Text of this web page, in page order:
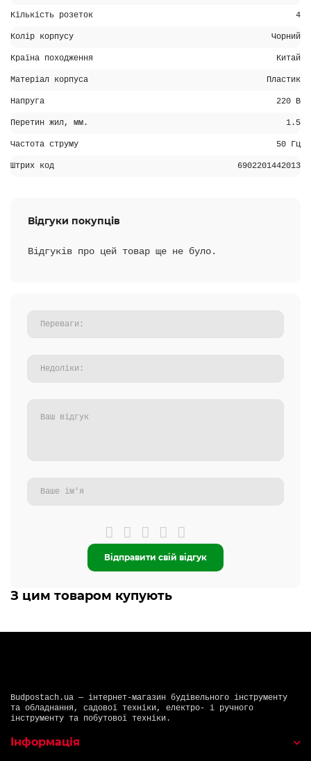
Кількість розеток 4
Колір корпусу Чорний
Країна походження Китай
Матеріал корпуса Пластик
Напруга 220 В
Перетин жил, мм. 1.5
Частота струму 50 Гц
Штрих код 6902201442013
Відгуки покупців
Відгуків про цей товар ще не було.
Відправити свій відгук
З цим товаром купують
Budpostach.ua — інтернет-магазин будівельного інструменту
та обладнання, садової техніки, електро- і ручного
інструменту та побутової техніки.
Інформація